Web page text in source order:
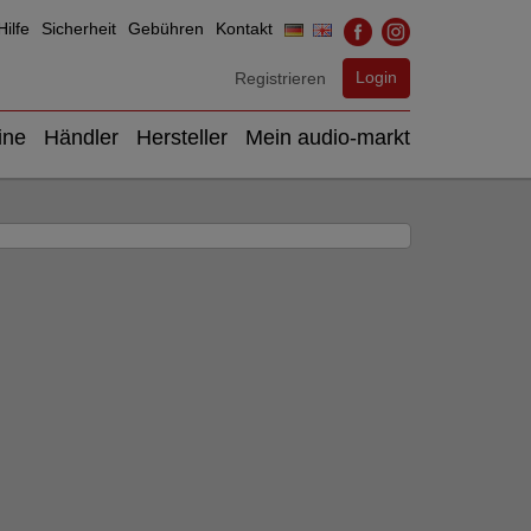
Sicherheit Gebühren Kontakt
Registrieren Login
Händler Hersteller Mein audio-markt